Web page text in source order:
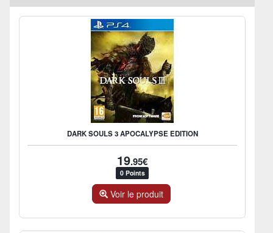
DARK SOULS 3 APOCALYPSE EDITION
19.95€
0 Points
Voir le produit